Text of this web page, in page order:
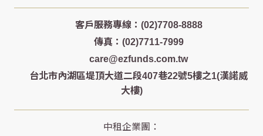
客戶服務專線：(02)7708-8888
傳真：(02)7711-7999
care@ezfunds.com.tw
台北市內湖區堤頂大道二段407巷22號5樓之1(漢諾威
大樓)